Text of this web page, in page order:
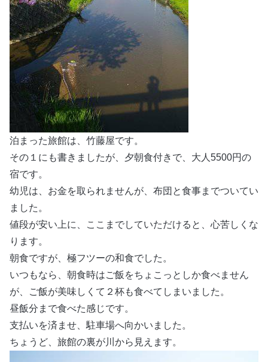
泊まった旅館は、竹藤屋です。
その１にも書きましたが、夕朝食付きで、大人5500円の
宿です。
幼児は、お金を取られませんが、布団と食事までついてい
ました。
値段が安い上に、ここまでしていただけると、心苦しくな
ります。
朝食ですが、極フツーの和食でした。
いつもなら、朝食時はご飯をちょこっとしか食べません
が、ご飯が美味しくて２杯も食べてしまいました。
昼飯分まで食べた感じです。
支払いを済ませ、駐車場へ向かいました。
ちょうど、旅館の裏が川から見えます。